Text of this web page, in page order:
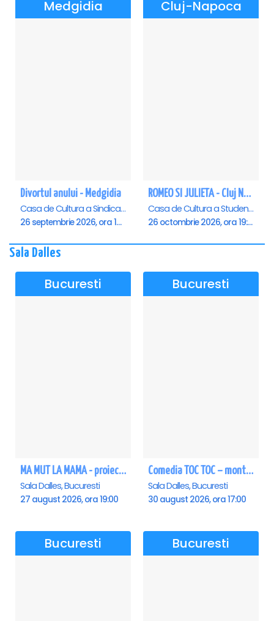
Medgidia
Divortul anului - Medgidia
Casa de Cultura a Sindicatelor Lucian Grigorescu, Medgidia
26 septembrie 2026, ora 19:00
Cluj-Napoca
ROMEO SI JULIETA - Cluj Napoca
Casa de Cultura a Studentilor Dumitru Farcas, Cluj-Napoca
26 octombrie 2026, ora 19:00
Sala Dalles
Bucuresti
MA MUT LA MAMA - proiectie film Dalles
Sala Dalles, Bucuresti
27 august 2026, ora 19:00
Bucuresti
Comedia TOC TOC – montarea originală
Sala Dalles, Bucuresti
30 august 2026, ora 17:00
Bucuresti Bucuresti